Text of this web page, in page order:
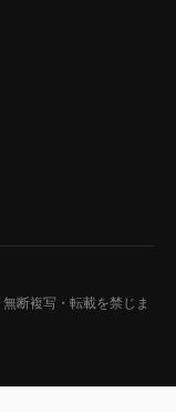
無断複写・転載を禁じま